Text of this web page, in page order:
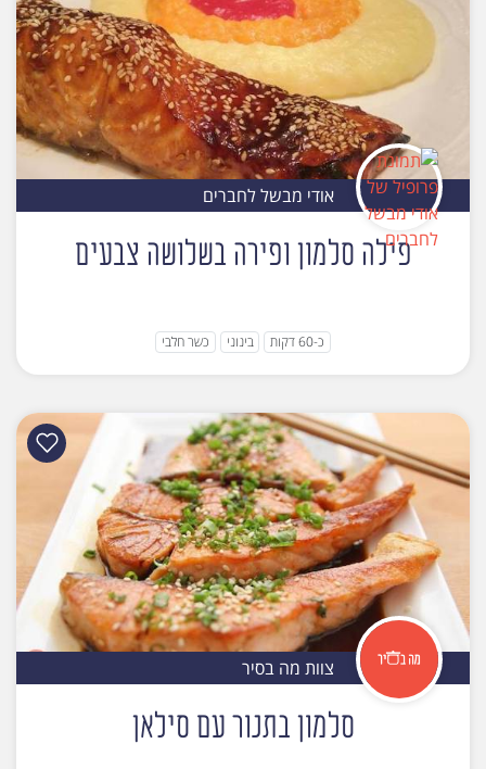
אודי מבשל לחברים
פילה סלמון ופירה בשלושה צבעים
כ-60 דקות בינוני כשר חלבי
צוות מה בסיר
סלמון בתנור עם סילאן